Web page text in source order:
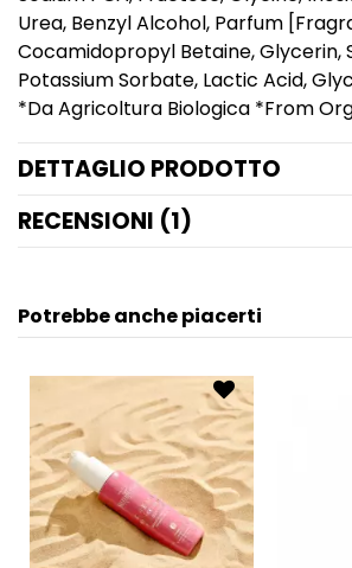
Urea, Benzyl Alcohol, Parfum
Cocamidopropyl Betaine, Glycerin,
Potassium Sorbate, Lactic Acid,
*Da Agricoltura Biologica *From
DETTAGLIO PRODOTTO
RECENSIONI (1)
Potrebbe anche piacerti